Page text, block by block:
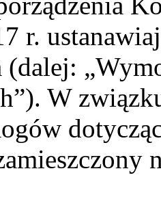
r.
(dalej:
W